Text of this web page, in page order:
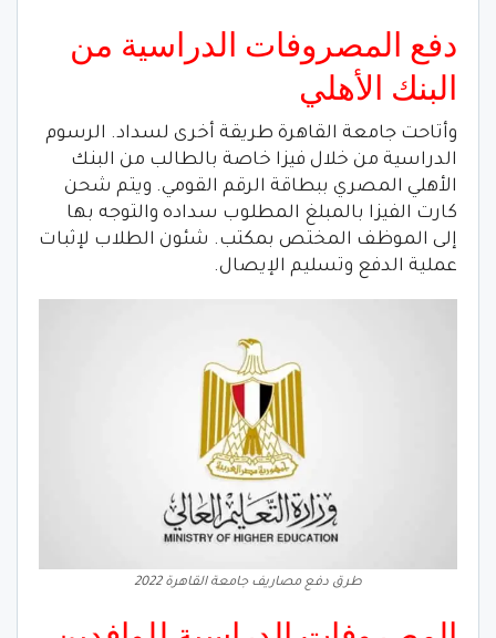
دفع المصروفات الدراسية من
البنك الأهلي
وأتاحت جامعة القاهرة طريقة أخرى لسداد. الرسوم
الدراسية من خلال فيزا خاصة بالطالب من البنك
الأهلي المصري ببطاقة الرقم القومي. ويتم شحن
كارت الفيزا بالمبلغ المطلوب سداده والتوجه بها
إلى الموظف المختص بمكتب. شئون الطلاب لإثبات
عملية الدفع وتسليم الإيصال.
طرق دفع مصاريف جامعة القاهرة 2022